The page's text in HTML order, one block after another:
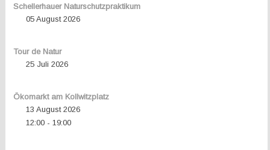
Schellerhauer Naturschutzpraktikum
05 August 2026
Tour de Natur
25 Juli 2026
Ökomarkt am Kollwitzplatz
13 August 2026
12:00- 19:00